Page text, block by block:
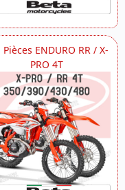
Pièces ENDURO RR / X-
PRO 4T